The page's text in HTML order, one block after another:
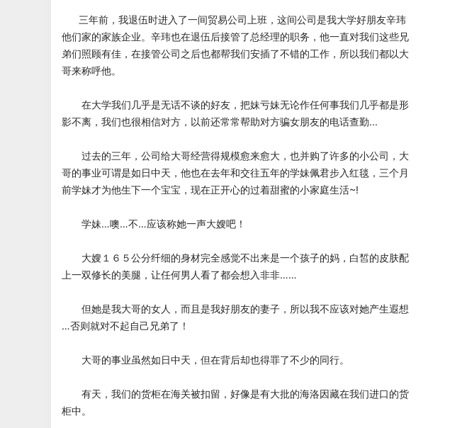
三年前，我退伍时进入了一间贸易公司上班，这间公司是我大学好朋友辛玮
他们家的家族企业。辛玮也在退伍后接管了总经理的职务，他一直对我们这些兄
弟们照顾有佳，在接管公司之后也都帮我们安插了不错的工作，所以我们都以大
哥来称呼他。
在大学我们几乎是无话不谈的好友，把妹亏妹无论作任何事我们几乎都是形
影不离，我们也很相信对方，以前还常常帮助对方骗女朋友的电话查勤...
过去的三年，公司给大哥经营得规模愈来愈大，也并购了许多的小公司，大
哥的事业可谓是如日中天，他也在去年和交往五年的学妹佩君步入红毯，三个月
前学妹才为他生下一个宝宝，现在正开心的过着甜蜜的小家庭生活~!
学妹…噢…不…应该称她一声大嫂吧！
大嫂１６５公分纤细的身材完全感觉不出来是一个孩子的妈，白皙的皮肤配
上一双修长的美腿，让任何男人看了都会想入非非……
但她是我大哥的女人，而且是我好朋友的妻子，所以我不应该对她产生遐想
…否则就对不起自己兄弟了！
大哥的事业虽然如日中天，但在背后却也得罪了不少的同行。
有天，我们的货柜在海关被扣留，好像是有大批的海洛因藏在我们进口的货
柜中。